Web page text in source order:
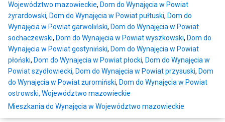
Województwo mazowieckie, Dom do Wynajęcia w Powiat
żyrardowski, Dom do Wynajęcia w Powiat pułtuski, Dom do
Wynajęcia w Powiat garwoliński, Dom do Wynajęcia w Powiat
sochaczewski, Dom do Wynajęcia w Powiat wyszkowski, Dom do
Wynajęcia w Powiat gostyniński, Dom do Wynajęcia w Powiat
płoński, Dom do Wynajęcia w Powiat płocki, Dom do Wynajęcia w
Powiat szydłowiecki, Dom do Wynajęcia w Powiat przysuski, Dom
do Wynajęcia w Powiat żuromiński, Dom do Wynajęcia w Powiat
ostrowski, Województwo mazowieckie
Mieszkania do Wynajęcia w Województwo mazowieckie